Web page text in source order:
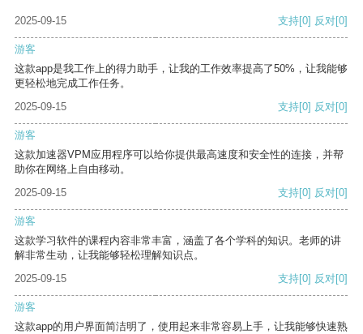
2025-09-15 支持[0] 反对[0]
游客
这款app是我工作上的得力助手，让我的工作效率提高了50%，让我能够
更轻松地完成工作任务。
2025-09-15
支持[0] 反对[0]
游客
这款加速器VPM应用程序可以给你提供最高速度和安全性的连接，并帮
助你在网络上自由移动。
2025-09-15
支持[0] 反对[0]
游客
这款学习软件的课程内容非常丰富，涵盖了各个学科的知识。老师的讲
解非常生动，让我能够轻松理解知识点。
2025-09-15
支持[0] 反对[0]
游客
这款app的用户界面简洁明了，使用起来非常容易上手，让我能够快速熟